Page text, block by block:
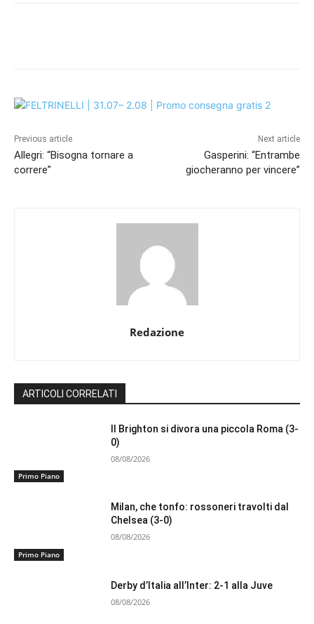
Previous article
Allegri: “Bisogna tornare a
correre”
Next article
Gasperini: “Entrambe
giocheranno per vincere”
Redazione
ARTICOLI CORRELATI
Primo Piano
Il Brighton si divora una piccola Roma (3-
0)
08/08/2026
Primo Piano
Milan, che tonfo: rossoneri travolti dal
Chelsea (3-0)
08/08/2026
Derby d’Italia all’Inter: 2-1 alla Juve
08/08/2026